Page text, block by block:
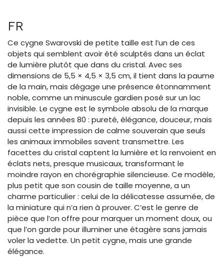
FR
Ce cygne Swarovski de petite taille est l’un de ces
objets qui semblent avoir été sculptés dans un éclat
de lumière plutôt que dans du cristal. Avec ses
dimensions de 5,5 × 4,5 × 3,5 cm, il tient dans la paume
de la main, mais dégage une présence étonnamment
noble, comme un minuscule gardien posé sur un lac
invisible. Le cygne est le symbole absolu de la marque
depuis les années 80 : pureté, élégance, douceur, mais
aussi cette impression de calme souverain que seuls
les animaux immobiles savent transmettre. Les
facettes du cristal captent la lumière et la renvoient en
éclats nets, presque musicaux, transformant le
moindre rayon en chorégraphie silencieuse. Ce modèle,
plus petit que son cousin de taille moyenne, a un
charme particulier : celui de la délicatesse assumée, de
la miniature qui n’a rien à prouver. C’est le genre de
pièce que l’on offre pour marquer un moment doux, ou
que l’on garde pour illuminer une étagère sans jamais
voler la vedette. Un petit cygne, mais une grande
élégance.